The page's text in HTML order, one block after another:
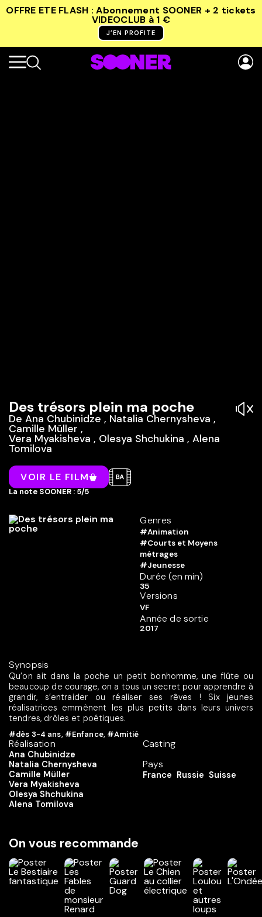
OFFRE ETE FLASH : Abonnement SOONER + 2 tickets
VIDEOCLUB à 1 €
J’EN PROFITE
Des trésors plein ma poche
De Ana Chubinidze , Natalia Chernysheva ,
Camille Müller ,
Vera Myakisheva , Olesya Shchukina , Alena
Tomilova
VOIR LE FILM
La note SOONER : 5/5
Genres
#Animation
#Courts et Moyens
métrages
#Jeunesse
Durée (en min)
35
Versions
VF
Année de sortie
2017
Synopsis
Qu’on ait dans la poche un petit bonhomme, une flûte ou
beaucoup de courage, on a tous un secret pour apprendre à
grandir, s’entraider ou réaliser ses rêves ! Six jeunes
réalisatrices emmènent les plus petits dans leurs univers
tendres, drôles et poétiques.
#dès 3-4 ans, #Enfance, #Amitié
Réalisation
Ana Chubinidze
Natalia Chernysheva
Camille Müller
Vera Myakisheva
Olesya Shchukina
Alena Tomilova
Casting
Pays
France Russie Suisse
On vous recommande